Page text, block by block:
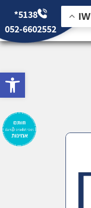
IW
*5138
052-6602552